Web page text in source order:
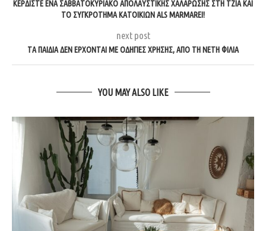
ΚΕΡΔΊΣΤΕ ΈΝΑ ΣΑΒΒΑΤΟΚΎΡΙΑΚΟ ΑΠΟΛΑΥΣΤΙΚΉΣ ΧΑΛΆΡΩΣΗΣ ΣΤΗ ΤΖΙΑ ΚΑΙ
ΤΟ ΣΥΓΚΡΌΤΗΜΑ ΚΑΤΟΙΚΙΏΝ ALS MARMAREI!
next post
ΤΑ ΠΑΙΔΙΆ ΔΕΝ ΈΡΧΟΝΤΑΙ ΜΕ ΟΔΗΓΊΕΣ ΧΡΉΣΗΣ, ΑΠΌ ΤΗ ΝΈΤΗ ΦΊΛΙΑ
YOU MAY ALSO LIKE